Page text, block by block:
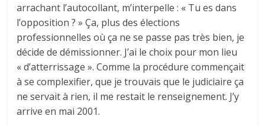
arrachant l’autocollant, m’interpelle : « Tu es dans
l’opposition ? » Ça, plus des élections
professionnelles où ça ne se passe pas très bien, je
décide de démissionner. J’ai le choix pour mon lieu
« d’atterrissage ». Comme la procédure commençait
à se complexifier, que je trouvais que le judiciaire ça
ne servait à rien, il me restait le renseignement. J’y
arrive en mai 2001.